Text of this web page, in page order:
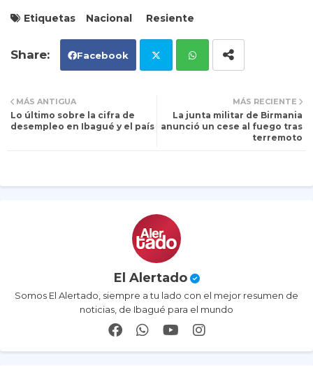
Etiquetas Nacional Resiente
Facebook
ats
MÁS RECIENTE
La junta militar de Birmania
anunció un cese al fuego tras
terremoto
MÁS ANTIGUA
Lo último sobre la cifra de
desempleo en Ibagué y el país
El Alertado
Somos El Alertado, siempre a tu lado con el mejor resumen de
noticias, de Ibagué para el mundo